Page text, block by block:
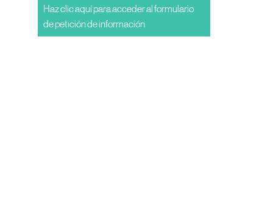
Haz clic aquí para acceder al formulario
de petición de información